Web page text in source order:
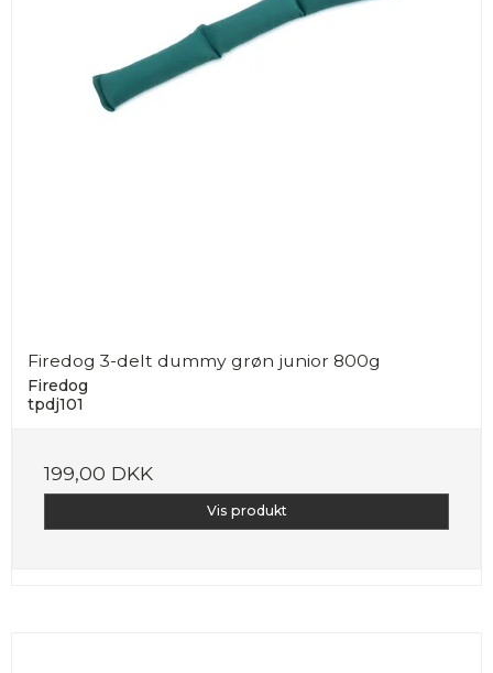
Firedog 3-delt dummy grøn junior 800g
Firedog
tpdj101
199,00 DKK
Vis produkt